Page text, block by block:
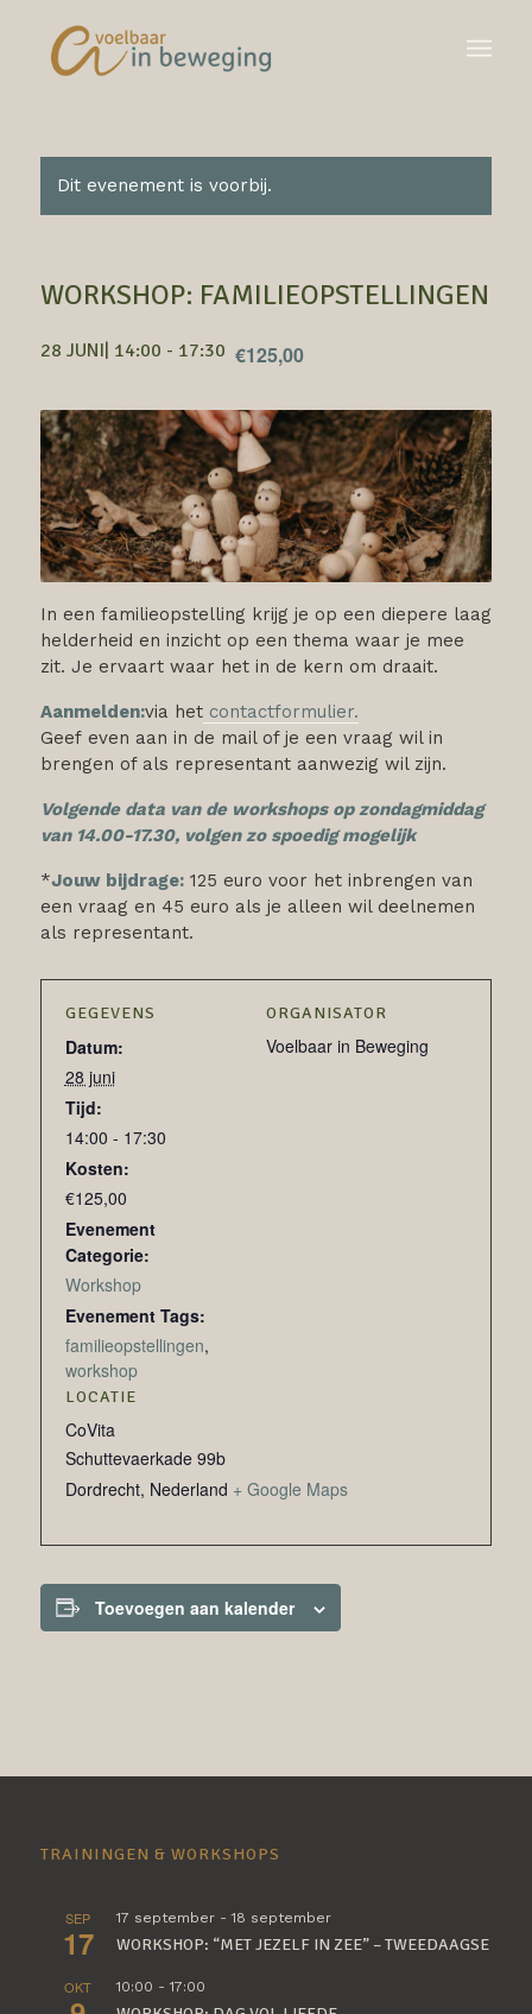
Dit evenement is voorbij.
WORKSHOP: FAMILIEOPSTELLINGEN
28 JUNI| 14:00 - 17:30 €125,00
In een familieopstelling krijg je op een diepere laag
helderheid en inzicht op een thema waar je mee
zit. Je ervaart waar het in de kern om draait.
Aanmelden:via hetcontactformulier.
Geef even aan in de mail of je een vraag wil in
brengen of als representant aanwezig wil zijn.
Volgende data van de workshops op zondagmiddag
van 14.00-17.30, volgen zo spoedig mogelijk
*Jouw bijdrage:125 euro voor het inbrengen van
een vraag en 45 euro als je alleen wil deelnemen
als representant.
GEGEVENS
Datum:
28 juni
Tijd:
14:00 - 17:30
Kosten:
€125,00
Evenement
Categorie:
Workshop
Evenement Tags:
familieopstellingen,
workshop
LOCATIE
CoVita
Schuttevaerkade 99b
Dordrecht, Nederland + Google Maps
ORGANISATOR
Voelbaar in Beweging
Toevoegen aan kalender
TRAININGEN & WORKSHOPS
SEP
17
17 september- 18 september
WORKSHOP: “MET JEZELF IN ZEE” – TWEEDAAGSE
OKT 10:00 - 17:00